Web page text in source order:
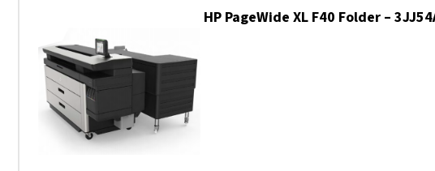
HP PageWide XL F40 Folder –